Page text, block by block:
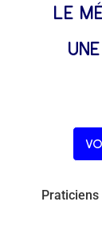
le
Praticiens